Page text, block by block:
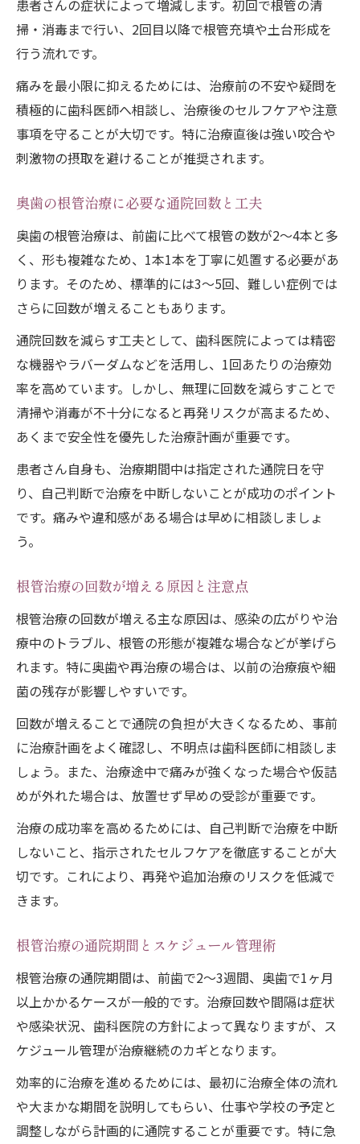
患者さんの症状によって増減します。初回で根管の清
掃・消毒まで行い、2回目以降で根管充填や土台形成を
行う流れです。
痛みを最小限に抑えるためには、治療前の不安や疑問を
積極的に歯科医師へ相談し、治療後のセルフケアや注意
事項を守ることが大切です。特に治療直後は強い咬合や
刺激物の摂取を避けることが推奨されます。
奥歯の根管治療に必要な通院回数と工夫
奥歯の根管治療は、前歯に比べて根管の数が2〜4本と多
く、形も複雑なため、1本1本を丁寧に処置する必要があ
ります。そのため、標準的には3〜5回、難しい症例では
さらに回数が増えることもあります。
通院回数を減らす工夫として、歯科医院によっては精密
な機器やラバーダムなどを活用し、1回あたりの治療効
率を高めています。しかし、無理に回数を減らすことで
清掃や消毒が不十分になると再発リスクが高まるため、
あくまで安全性を優先した治療計画が重要です。
患者さん自身も、治療期間中は指定された通院日を守
り、自己判断で治療を中断しないことが成功のポイント
です。痛みや違和感がある場合は早めに相談しましょ
う。
根管治療の回数が増える原因と注意点
根管治療の回数が増える主な原因は、感染の広がりや治
療中のトラブル、根管の形態が複雑な場合などが挙げら
れます。特に奥歯や再治療の場合は、以前の治療痕や細
菌の残存が影響しやすいです。
回数が増えることで通院の負担が大きくなるため、事前
に治療計画をよく確認し、不明点は歯科医師に相談しま
しょう。また、治療途中で痛みが強くなった場合や仮詰
めが外れた場合は、放置せず早めの受診が重要です。
治療の成功率を高めるためには、自己判断で治療を中断
しないこと、指示されたセルフケアを徹底することが大
切です。これにより、再発や追加治療のリスクを低減で
きます。
根管治療の通院期間とスケジュール管理術
根管治療の通院期間は、前歯で2〜3週間、奥歯で1ヶ月
以上かかるケースが一般的です。治療回数や間隔は症状
や感染状況、歯科医院の方針によって異なりますが、ス
ケジュール管理が治療継続のカギとなります。
効率的に治療を進めるためには、最初に治療全体の流れ
や大まかな期間を説明してもらい、仕事や学校の予定と
調整しながら計画的に通院することが重要です。特に急